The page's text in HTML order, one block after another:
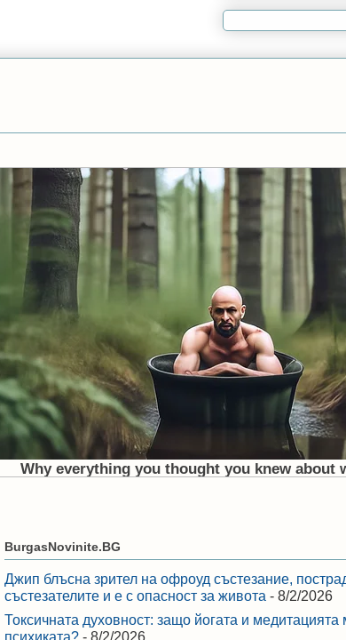
BurgasNovinite.BG
Джип блъсна зрител на офроуд състезание,
състезателите и е с опасност за живота - 8/2/2026
Токсичната духовност: защо йогата и медитацията